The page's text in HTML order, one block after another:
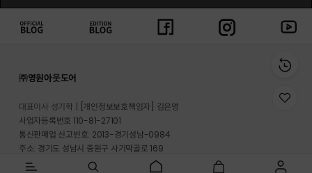
㈜영원아웃도어
대표이사 성기학
[개인정보보호책임자] 김은영
사업자등록번호 110-81-27101
통신판매업 신고번호: 2013-경기성남-0984
주소: 경기도 성남시 중원구 사기막골로 169
반송지 주소 : 경기도 이천시 마장면 프리미엄 아울렛로 33-20
위
이